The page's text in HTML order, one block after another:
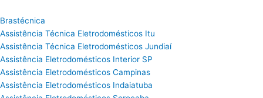
Brastécnica
Assistência Técnica Eletrodomésticos Itu
Assistência Técnica Eletrodomésticos Jundiaí
Assistência Eletrodomésticos Interior SP
Assistência Eletrodomésticos Campinas
Assistência Eletrodomésticos Indaiatuba